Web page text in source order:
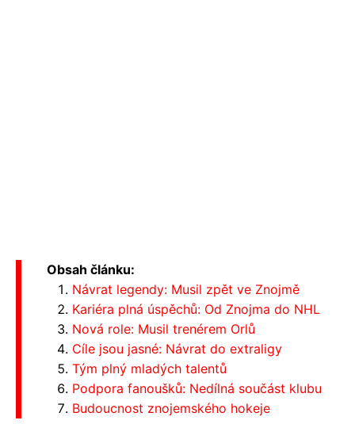
Obsah článku:
Návrat legendy: Musil zpět ve Znojmě
Kariéra plná úspěchů: Od Znojma do NHL
Nová role: Musil trenérem Orlů
Cíle jsou jasné: Návrat do extraligy
Tým plný mladých talentů
Podpora fanoušků: Nedílná součást klubu
Budoucnost znojemského hokeje